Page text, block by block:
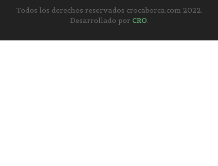
Todos los derechos reservados crocaborca.com 2022.
Desarrollado por CRO.